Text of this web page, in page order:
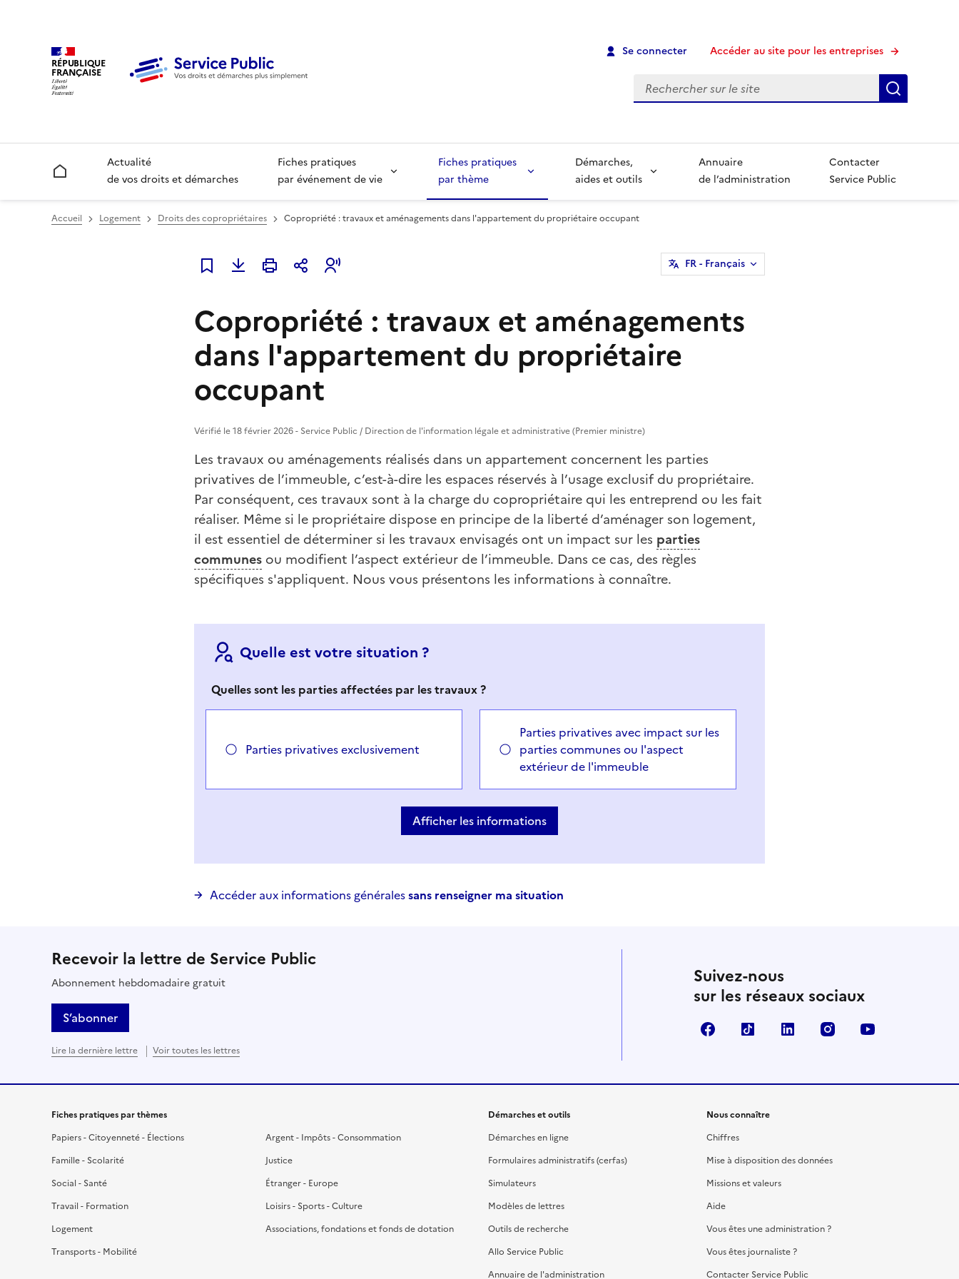
RÉPUBLIQUE
FRANÇAISE
Se connecter Accéder au site pour les entreprises
Recherche
Accueil
Actualité
de vos droits et démarches
Fiches pratiques
par événement de vie
Fiches pratiques
par thème
Démarches,
aides et outils
Annuaire
de l’administration
Contacter
Service Public
Accueil Logement Droits des copropriétaires Copropriété : travaux et aménagements dans l'appartement du propriétaire occupant
Ajouter à mes favoris
FR- Français
Copropriété : travaux et aménagements
dans l'appartement du propriétaire
occupant
Vérifié le 18 février 2026 - Service Public / Direction de l'information légale et administrative (Premier ministre)
Les travaux ou aménagements réalisés dans un appartement concernent les parties
privatives de l’immeuble, c’est-à-dire les espaces réservés à l’usage exclusif du propriétaire.
Par conséquent, ces travaux sont à la charge du copropriétaire qui les entreprend ou les fait
réaliser. Même si le propriétaire dispose en principe de la liberté d’aménager son logement,
il est essentiel de déterminer si les travaux envisagés ont un impact sur les parties
communes ou modifient l’aspect extérieur de l’immeuble. Dans ce cas, des règles
spécifiques s'appliquent. Nous vous présentons les informations à connaître.
Quelle est votre situation ?
Quelles sont les parties affectées par les travaux ?
Parties privatives exclusivement
Parties privatives avec impact sur les
parties communes ou l'aspect
extérieur de l'immeuble
Afficher les informations
Accéder aux informations généralessans renseigner ma situation
Recevoir la lettre de Service Public
Abonnement hebdomadaire gratuit
S’abonner
Lire la dernière lettre Voir toutes les lettres
Suivez-nous
sur les réseaux sociaux
FacebookTikTok LinkedIn Instagram
Fiches pratiques par thèmes
Papiers - Citoyenneté - Élections
Famille - Scolarité
Social - Santé
Travail - Formation
Logement
Transports - Mobilité
Argent - Impôts - Consommation
Justice
Étranger - Europe
Loisirs - Sports - Culture
Associations, fondations et fonds de dotation
Démarches et outils
Démarches en ligne
Formulaires administratifs (cerfas)
Simulateurs
Modèles de lettres
Outils de recherche
Allo Service Public
Annuaire de l'administration
Nous connaître
Chiffres
Mise à disposition des données
Missions et valeurs
Aide
Vous êtes une administration ?
Vous êtes journaliste ?
Contacter Service Public